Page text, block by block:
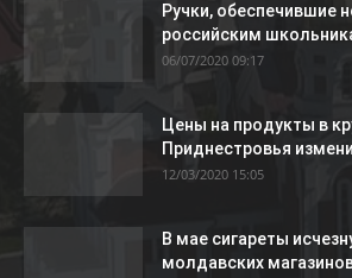
Ручки, обеспечившие
российским
06/07/2020 09:17
Цены на продукты в
Приднестровья
12/03/2020 15:05
В мае сигареты
молдавских